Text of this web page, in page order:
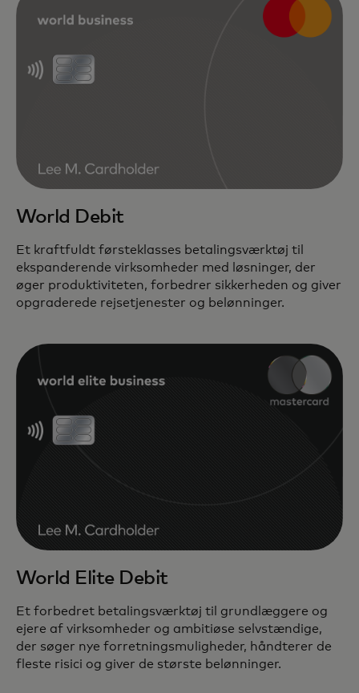
World Debit
Et kraftfuldt førsteklasses betalingsværktøj til
ekspanderende virksomheder med løsninger, der
øger produktiviteten, forbedrer sikkerheden og giver
opgraderede rejsetjenester og belønninger.
World Elite Debit
Et forbedret betalingsværktøj til grundlæggere og
ejere af virksomheder og ambitiøse selvstændige,
der søger nye forretningsmuligheder, håndterer de
fleste risici og giver de største belønninger.